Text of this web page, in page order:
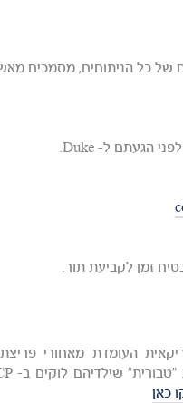
של כל הניתוחים, מסמכים
זמן לקביעת תור.
כאן